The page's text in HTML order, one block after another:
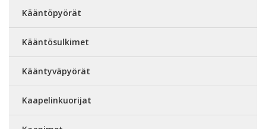
Kääntöpyörät
Kääntösulkimet
Kääntyväpyörät
Kaapelinkuorijat